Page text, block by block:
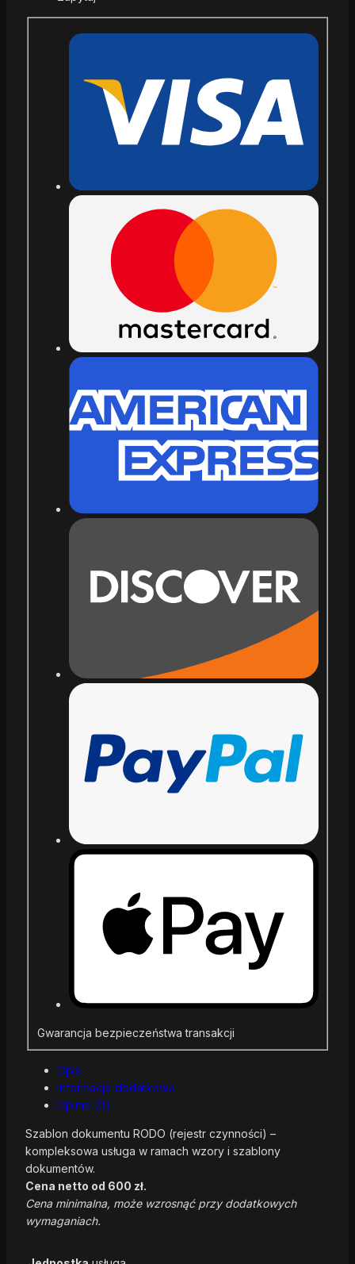
Gwarancja bezpieczeństwa transakcji
Opis
Informacje dodatkowe
Opinie (0)
Szablon dokumentu RODO (rejestr czynności) –
kompleksowa usługa w ramach wzory i szablony
dokumentów.
Cena netto od 600 zł.
Cena minimalna, może wzrosnąć przy dodatkowych
wymaganiach.